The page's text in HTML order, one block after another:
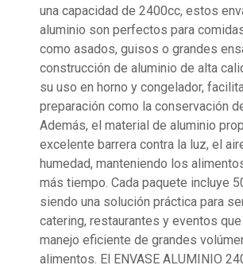
una capacidad de 2400cc, estos
aluminio son perfectos para
como asados, guisos o grandes
construcción de aluminio de alta
su uso en horno y congelador,
preparación como la conservación
Además, el material de aluminio
excelente barrera contra la luz, el
humedad, manteniendo los
más tiempo. Cada paquete incluye
siendo una solución práctica para
catering, restaurantes y eventos
manejo eficiente de grandes
alimentos. El ENVASE ALUMINIO